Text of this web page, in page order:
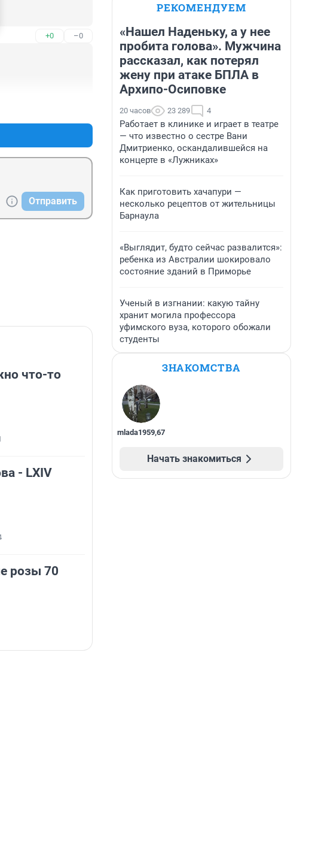
+0 –0
Отправить
что-то
- LXIV
розы 70
РЕКОМЕНДУЕМ
«Нашел Наденьку, а у нее
пробита голова». Мужчина
рассказал, как потерял
жену при атаке БПЛА в
Архипо-Осиповке
20 часов 23 289 4
Работает в клинике и играет в театре
— что известно о сестре Вани
Дмитриенко, оскандалившейся на
концерте в «Лужниках»
Как приготовить хачапури —
несколько рецептов от жительницы
Барнаула
«Выглядит, будто сейчас развалится»:
ребенка из Австралии шокировало
состояние зданий в Приморье
Ученый в изгнании: какую тайну
хранит могила профессора
уфимского вуза, которого обожали
студенты
ЗНАКОМСТВА
mlada1959,67
Начать знакомиться